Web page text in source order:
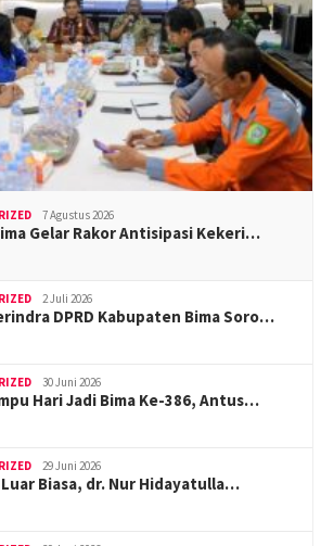
7 Agustus 2026
Gelar Rakor Antisipasi Kekeri…
2 Juli 2026
DPRD Kabupaten Bima Soro…
30 Juni 2026
Hari Jadi Bima Ke-386, Antus…
29 Juni 2026
Biasa, dr. Nur Hidayatulla…